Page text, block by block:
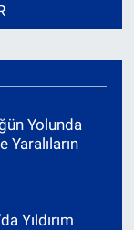
Yolunda
Yaralıların
Yıldırım